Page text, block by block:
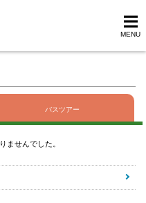
MENU
バスツアー
ませんでした。